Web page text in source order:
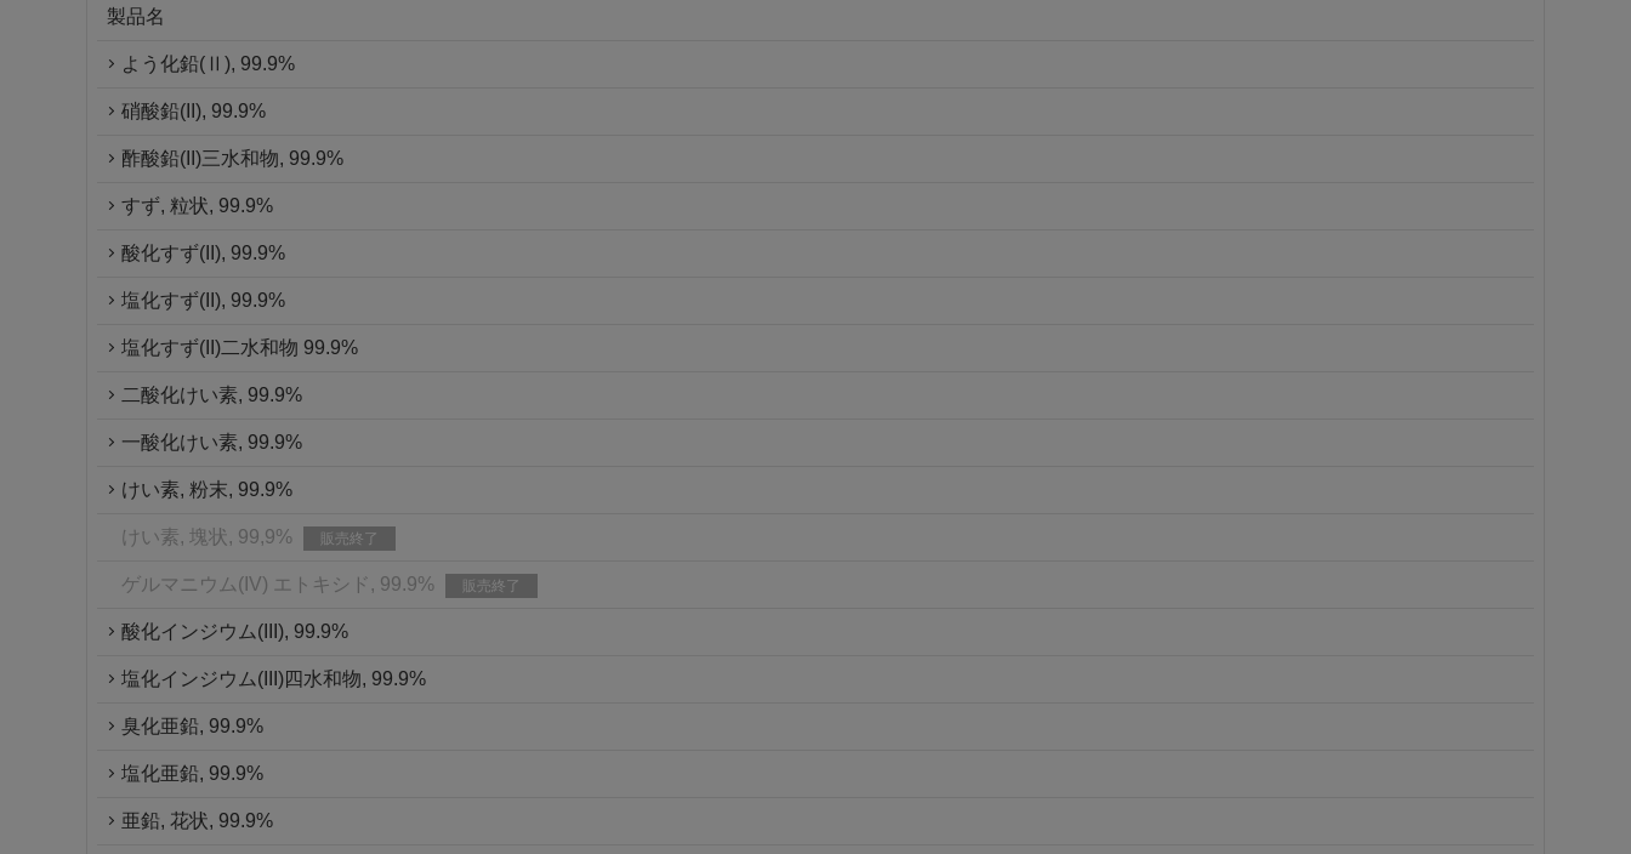
製品名
よう化鉛(Ⅱ), 99.9%
硝酸鉛(II), 99.9%
酢酸鉛(II)三水和物, 99.9%
すず, 粒状, 99.9%
酸化すず(II), 99.9%
塩化すず(II), 99.9%
塩化すず(II)二水和物 99.9%
二酸化けい素, 99.9%
一酸化けい素, 99.9%
けい素, 粉末, 99.9%
けい素, 塊状, 99,9% 販売終了
ゲルマニウム(IV) エトキシド, 99.9% 販売終了
酸化インジウム(III), 99.9%
塩化インジウム(III)四水和物, 99.9%
臭化亜鉛, 99.9%
塩化亜鉛, 99.9%
亜鉛, 花状, 99.9%